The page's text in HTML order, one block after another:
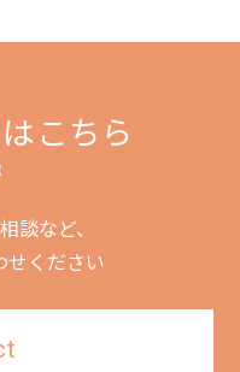
こちら
談など、
せください